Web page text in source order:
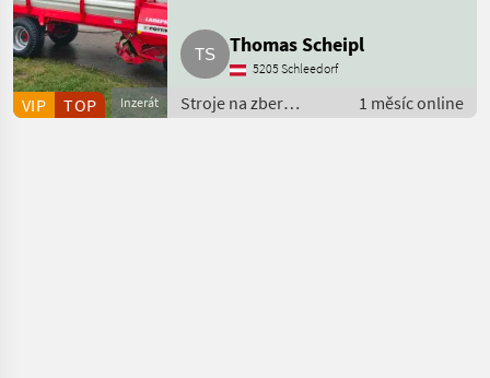
Inzerát
VIP TOP
Thomas Scheipl
5205 Schleedorf
Stroje na zber
objemových krmív /
1 měsíc online